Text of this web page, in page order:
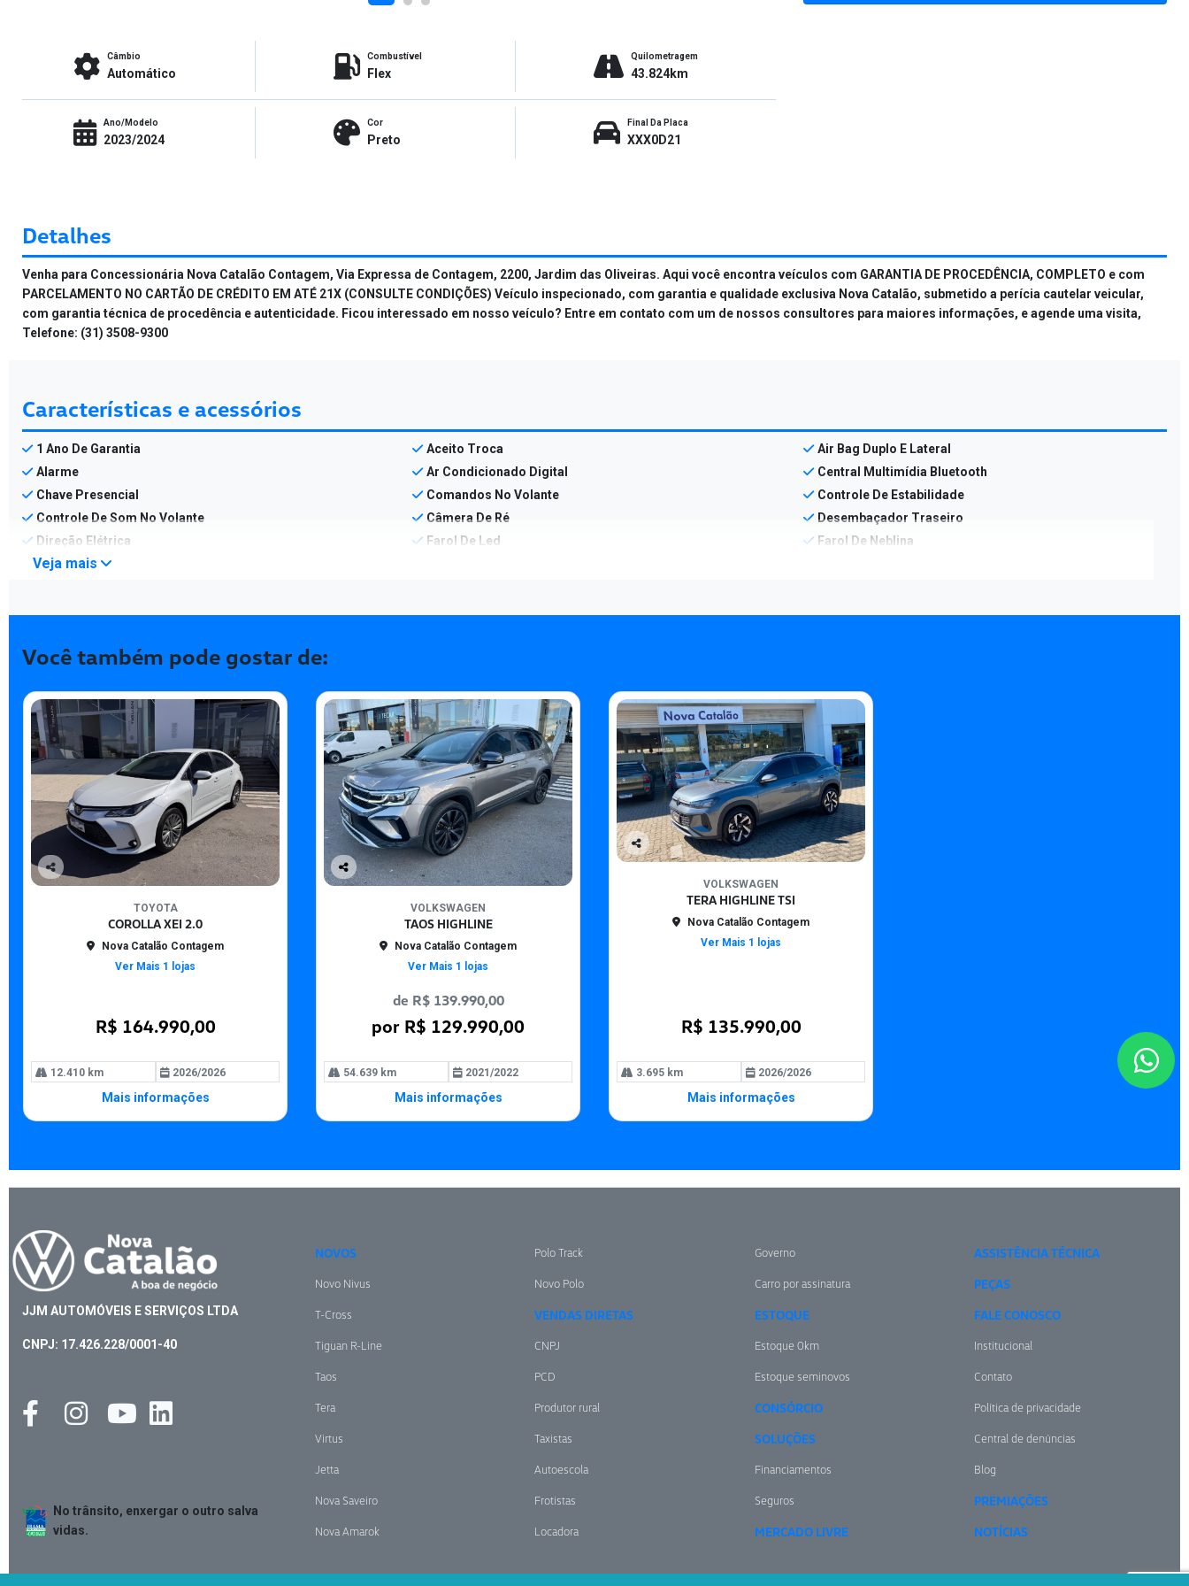
Câmbio
Automático
Combustível
Flex
Quilometragem
43.824km
Ano/Modelo
2023/2024
Cor
Preto
Final Da Placa
XXX0D21
Detalhes
Venha para Concessionária Nova Catalão Contagem, Via Expressa de Contagem, 2200, Jardim das Oliveiras. Aqui você encontra veículos com GARANTIA DE PROCEDÊNCIA, COMPLETO e com
PARCELAMENTO NO CARTÃO DE CRÉDITO EM ATÉ 21X (CONSULTE CONDIÇÕES) Veículo inspecionado, com garantia e qualidade exclusiva Nova Catalão, submetido a perícia cautelar veicular,
com garantia técnica de procedência e autenticidade. Ficou interessado em nosso veículo? Entre em contato com um de nossos consultores para maiores informações, e agende uma visita,
Telefone: (31) 3508-9300
Características e acessórios
1 Ano De Garantia Aceito Troca
Air Bag Duplo E Lateral
Alarme
Ar Condicionado Digital
Central Multimídia Bluetooth
Chave Presencial
Comandos No Volante
Controle De Estabilidade
Controle De Som No Volante
Câmera De Ré
Desembaçador Traseiro
Direção Elétrica
Farol De Led Farol De Neblina
Veja mais
Você também pode gostar de:
Co
TOYOTA
COROLLA XEI 2.0
Nova Catalão Contagem
Ver Mais 1 lojas
R$ 164.990,00
12.410 km 2026/2026
Mais informações
Co
VOLKSWAGEN
TAOS HIGHLINE
Nova Catalão Contagem
Ver Mais 1 lojas
de R$ 139.990,00
por R$ 129.990,00
54.639 km 2021/2022
Mais informações
Co
VOLKSWAGEN
TERA HIGHLINE TSI
Nova Catalão Contagem
Ver Mais 1 lojas
R$ 135.990,00
3.695 km 2026/2026
Mais informações
JJM AUTOMÓVEIS E SERVIÇOS LTDA
CNPJ: 17.426.228/0001-40
No trânsito, enxergar o outro salva
vidas.
NOVOS
Novo Nivus
T-Cross
Tiguan R-Line
Taos
Tera
Virtus
Jetta
Nova Saveiro
Nova Amarok
Polo Track
Novo Polo
VENDAS DIRETAS
CNPJ
PCD
Produtor rural
Taxistas
Autoescola
Frotistas
Locadora
Governo
Carro por assinatura
ESTOQUE
Estoque 0km
Estoque seminovos
CONSÓRCIO
SOLUÇÕES
Financiamentos
Seguros
MERCADO LIVRE
ASSISTÊNCIA TÉCNICA
PEÇAS
FALE CONOSCO
Institucional
Contato
Política de privacidade
Central de denúncias
Blog
PREMIAÇÕES
NOTÍCIAS